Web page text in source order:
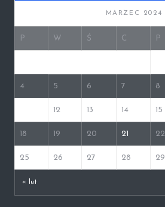
MARZEC 2024
P W Ś C P
4 5 6 7 8
12 13 14 15
18 19 20 21 22
25 26 27 28 29
« lut